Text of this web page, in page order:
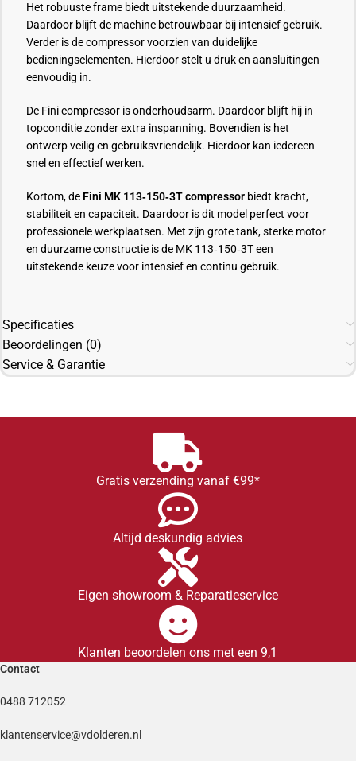
Het robuuste frame biedt uitstekende duurzaamheid.
Daardoor blijft de machine betrouwbaar bij intensief gebruik.
Verder is de compressor voorzien van duidelijke
bedieningselementen. Hierdoor stelt u druk en aansluitingen
eenvoudig in.
De Fini compressor is onderhoudsarm. Daardoor blijft hij in
topconditie zonder extra inspanning. Bovendien is het
ontwerp veilig en gebruiksvriendelijk. Hierdoor kan iedereen
snel en effectief werken.
Kortom, de Fini MK 113‑150‑3T compressor biedt kracht,
stabiliteit en capaciteit. Daardoor is dit model perfect voor
professionele werkplaatsen. Met zijn grote tank, sterke motor
en duurzame constructie is de MK 113‑150‑3T een
uitstekende keuze voor intensief en continu gebruik.
Specificaties
Beoordelingen (0)
Service & Garantie
Gratis verzending vanaf €99*
Altijd deskundig advies
Eigen showroom & Reparatieservice
Klanten beoordelen ons met een 9,1
Contact
0488 712052
klantenservice@vdolderen.nl